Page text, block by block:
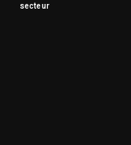
secteur